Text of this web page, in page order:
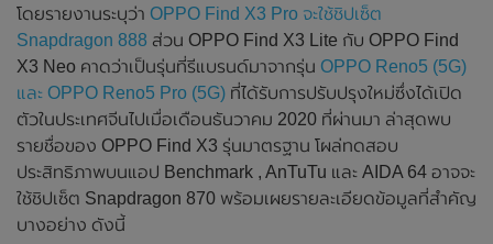
โดยรายงานระบุว่า OPPO Find X3 Pro จะใช้ชิปเซ็ต
Snapdragon 888 ส่วน OPPO Find X3 Lite กับ OPPO Find
X3 Neo คาดว่าเป็นรุ่นที่รีแบรนด์มาจากรุ่น OPPO Reno5 (5G)
และ OPPO Reno5 Pro (5G) ที่ได้รับการปรับปรุงใหม่ซึ่งได้เปิด
ตัวในประเทศจีนไปเมื่อเดือนธันวาคม 2020 ที่ผ่านมา ล่าสุดพบ
รายชื่อของ OPPO Find X3 รุ่นมาตรฐาน โผล่ทดสอบ
ประสิทธิภาพบนแอป Benchmark , AnTuTu และ AIDA 64 อาจจะ
ใช้ชิปเซ็ต Snapdragon 870 พร้อมเผยรายละเอียดข้อมูลที่สำคัญ
บางอย่าง ดังนี้